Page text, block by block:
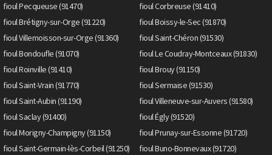
fioul Pecqueuse (91470)
fioul Corbreuse (91410)
fioul Brétigny-sur-Orge (91220)
fioul Boissy-le-Sec (91870)
fioul Villemoisson-sur-Orge (91360)
fioul Saint-Chéron (91530)
fioul Bondoufle (91070)
fioul Le Coudray-Montceaux (91830)
fioul Roinville (91410)
fioul Brouy (91150)
fioul Saint-Vrain (91770)
fioul Sermaise (91530)
fioul Saint-Aubin (91190)
fioul Villeneuve-sur-Auvers (91580)
fioul Saclay (91400)
fioul Égly (91520)
fioul Morigny-Champigny (91150)
fioul Prunay-sur-Essonne (91720)
fioul Saint-Germain-lès-Corbeil (91250)
fioul Buno-Bonnevaux (91720)